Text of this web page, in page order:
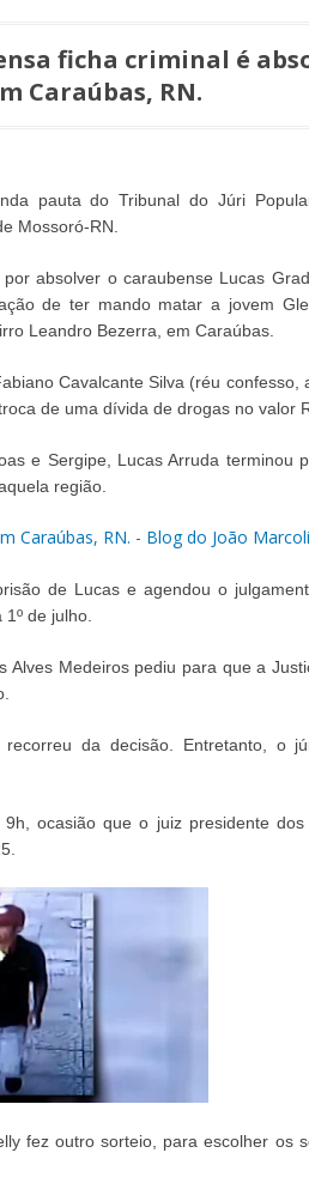
ficha criminal é
Caraúbas, RN.
pauta do Tribunal do Júri
Mossoró-RN.
absolver o caraubense Lucas
de ter mando matar a jovem
Leandro Bezerra, em Caraúbas.
Cavalcante Silva (réu confesso,
de uma dívida de drogas no valor
e Sergipe, Lucas Arruda terminou
região.
Caraúbas, RN. - Blog do João
de Lucas e agendou o
de julho.
Alves Medeiros pediu para que a
da decisão. Entretanto, o
ocasião que o juiz presidente dos
fez outro sorteio, para escolher os